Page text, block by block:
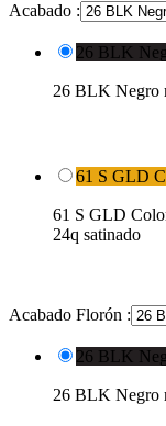
Acabado :
26 BLK
26 BLK Negro
61 S GLD
61 S GLD
24q satinado
Acabado Florón :
26 BLK
26 BLK Negro